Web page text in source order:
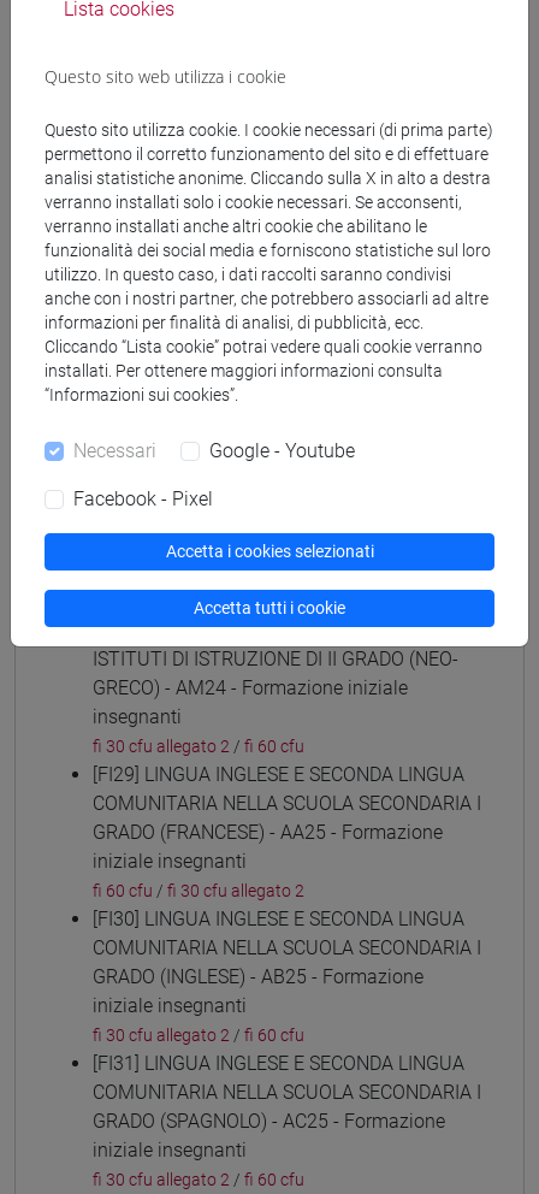
(CINESE) - AI24 - Formazione iniziale
fi 30 cfu allegato 2 /fi 60 cfu
ISTITUTI DI ISTRUZIONE DI II GRADO
(GIAPPONESE) - AJ24 - Formazione iniziale
insegnanti
fi 60 cfu/fi 30 cfu allegato 2
[FI25] LINGUE E CULTURE STRANIERE NEGLI
ISTITUTI DI ISTRUZIONE DI II GRADO
(PORTOGHESE) - AN24 - Formazione iniziale
insegnanti
fi 30 cfu allegato 2/fi 60 cfu
[FI26] LINGUA E CULTURA STRANIERA
insegnanti
fi 30 cfu allegato 2
(ARABO) - AL24 - Formazione iniziale
insegnanti
fi 30 cfu allegato 2/fi 60 cfu
[FI28] LINGUE E CULTURE STRANIERE NEGLI
ISTITUTI DI ISTRUZIONE DI II GRADO (NEO-
GRECO) - AM24 - Formazione iniziale
insegnanti
fi 30 cfu allegato 2 / fi 60 cfu
[FI29] LINGUA INGLESE E SECONDA LINGUA
COMUNITARIA NELLA SCUOLA SECONDARIA I
GRADO (FRANCESE) - AA25 - Formazione
iniziale insegnanti
fi 60 cfu / fi 30 cfu allegato 2
[FI30] LINGUA INGLESE E SECONDA LINGUA
COMUNITARIA NELLA SCUOLA SECONDARIA I
GRADO (INGLESE) - AB25 - Formazione
iniziale insegnanti
fi 30 cfu allegato 2 / fi 60 cfu
[FI31] LINGUA INGLESE E SECONDA LINGUA
COMUNITARIA NELLA SCUOLA SECONDARIA I
GRADO (SPAGNOLO) - AC25 - Formazione
iniziale insegnanti
fi 30 cfu allegato 2 / fi 60 cfu
Lista cookies
Questo sito web utilizza i cookie
Questo sito utilizza cookie. I cookie necessari (di prima parte)
permettono il corretto funzionamento del sito e di effettuare
analisi statistiche anonime. Cliccando sulla X in alto a destra
verranno installati solo i cookie necessari. Se acconsenti,
verranno installati anche altri cookie che abilitano le
funzionalità dei social media e forniscono statistiche sul loro
utilizzo. In questo caso, i dati raccolti saranno condivisi
anche con i nostri partner, che potrebbero associarli ad altre
informazioni per finalità di analisi, di pubblicità, ecc.
Cliccando “Lista cookie” potrai vedere quali cookie verranno
installati. Per ottenere maggiori informazioni consulta
“Informazioni sui cookies”.
Necessari Google - Youtube
Facebook - Pixel
Accetta i cookies selezionati
Accetta tutti i cookie